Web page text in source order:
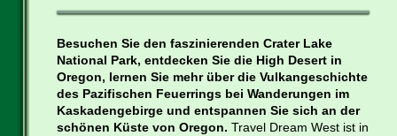
Besuchen Sie den faszinierenden Crater Lake
National Park, entdecken Sie die High Desert in
Oregon, lernen Sie mehr über die Vulkangeschichte
des Pazifischen Feuerrings bei Wanderungen im
Kaskadengebirge und entspannen Sie sich an der
schönen Küste von Oregon. Travel Dream West ist in